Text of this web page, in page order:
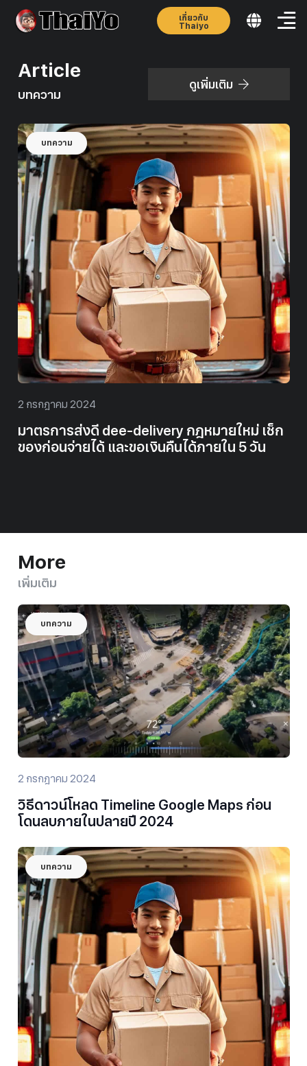
เกี่ยวกับ
Thaiyo
Article
บทความ
ดูเพิ่มเติม
บทความ
2 กรกฎาคม 2024
มาตรการส่งดี dee-delivery กฎหมายใหม่ เช็ก
ของก่อนจ่ายได้ และขอเงินคืนได้ภายใน 5 วัน
More
เพิ่มเติม
บทความ
2 กรกฎาคม 2024
วิธีดาวน์โหลด Timeline Google Maps ก่อน
โดนลบภายในปลายปี 2024
บทความ